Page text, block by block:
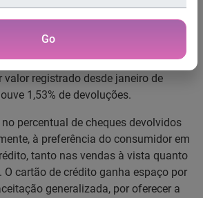
Go
1,58% de cheques.
o levantamento, em outubro 1,56%
foram devolvidos por falta de
registrado desde janeiro de
1,53% de devoluções.
percentual de cheques devolvidos
à preferência do consumidor em
tanto nas vendas à vista quanto
O cartão de crédito ganha espaço por
generalizada, por oferecer a